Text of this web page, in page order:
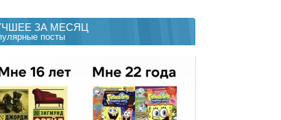
ЗА МЕСЯЦ
посты